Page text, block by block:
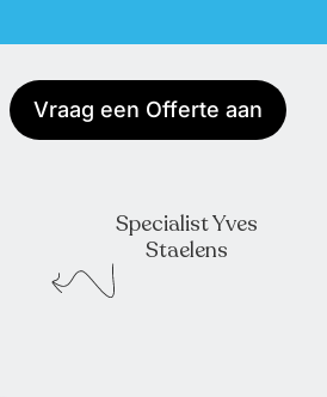
Vraag een Offerte aan
Specialist Yves
Staelens